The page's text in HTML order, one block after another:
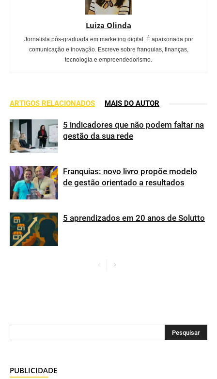
Luiza Olinda
Jornalista pós-graduada em marketing digital. É apaixonada por
comunicação e inovação. Escreve sobre franquias, finanças,
tecnologia e empreendedorismo.
ARTIGOS RELACIONADOS MAIS DO AUTOR
5 indicadores que não podem faltar na
gestão da sua rede
Franquias: novo livro propõe modelo
de gestão orientado a resultados
5 aprendizados em 20 anos de Solutto
PUBLICIDADE